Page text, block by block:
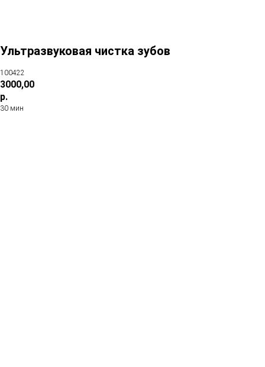
Ультразвуковая чистка зубов
100422
3000,00
р.
30 мин